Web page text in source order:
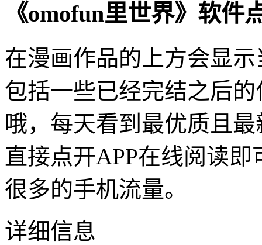
《omofun里世界》软件
在漫画作品的上方会显
包括一些已经完结之后
哦，每天看到最优质且
直接点开APP在线阅读
很多的手机流量。
详细信息